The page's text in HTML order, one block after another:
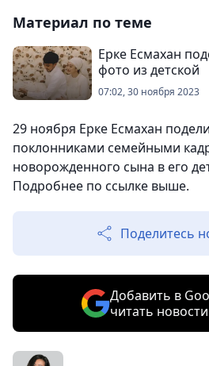
Материал по теме
Ерке Есмахан
фото из детской
07:02, 30 ноября 2023
29 ноября Ерке Есмахан
поклонниками семейными
новорожденного сына в его
Подробнее по ссылке выше.
Поделитесь
Добавить в
читать